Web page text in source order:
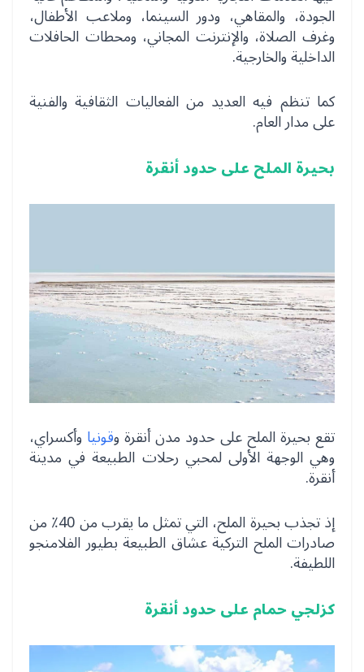
الجودة، والمقاهي، ودور السينما، وملاعب الأطفال،
وغرف الصلاة، والإنترنت المجاني، ومحطات الحافلات
الداخلية والخارجية.
كما تنظم فيه العديد من الفعاليات الثقافية والفنية
على مدار العام.
بحيرة الملح على حدود أنقرة
تقع بحيرة الملح على حدود مدن أنقرة وقونيا وأكسراي،
وهي الوجهة الأولى لمحبي رحلات الطبيعة في مدينة
أنقرة.
إذ تجذب بحيرة الملح، التي تمثل ما يقرب من 40٪ من
صادرات الملح التركية عشاق الطبيعة بطيور الفلامنجو
اللطيفة.
كزلجي حمام على حدود أنقرة